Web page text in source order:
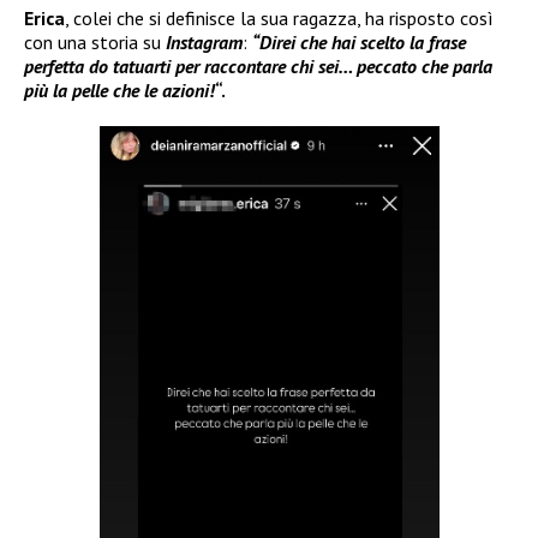
Erica , colei che si definisce la sua ragazza, ha risposto così
con una storia su Instagram: “Direi che hai scelto la frase
perfetta do tatuarti per raccontare chi sei… peccato che parla
più la pelle che le azioni!“.